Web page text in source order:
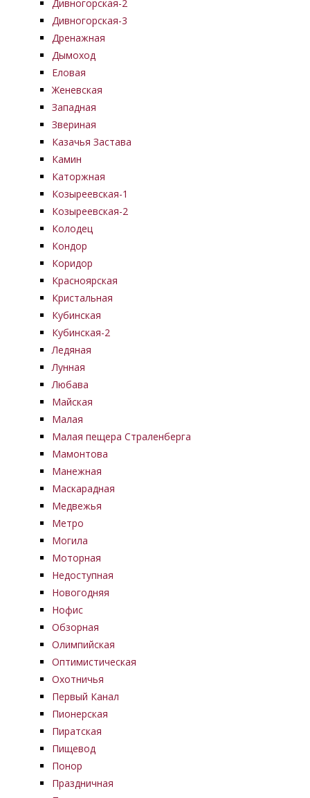
Дивногорская-2
Дивногорская-3
Дренажная
Дымоход
Еловая
Женевская
Западная
Звериная
Казачья Застава
Камин
Каторжная
Козыреевская-1
Козыреевская-2
Колодец
Кондор
Коридор
Красноярская
Кристальная
Кубинская
Кубинская-2
Ледяная
Лунная
Любава
Майская
Малая
Малая пещера Страленберга
Мамонтова
Манежная
Маскарадная
Медвежья
Метро
Могила
Моторная
Недоступная
Новогодняя
Нофис
Обзорная
Олимпийская
Оптимистическая
Охотничья
Первый Канал
Пионерская
Пиратская
Пищевод
Понор
Праздничная